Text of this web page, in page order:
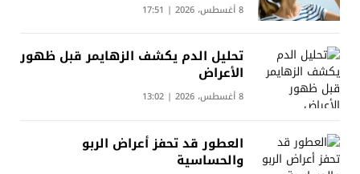
8 أغسطس، 2026 | 17:51
تحليل الدم يكشف الزهايمر قبل ظهور
الأعراض
8 أغسطس، 2026 | 13:02
العطور قد تحفز أعراض الربو
والحساسية